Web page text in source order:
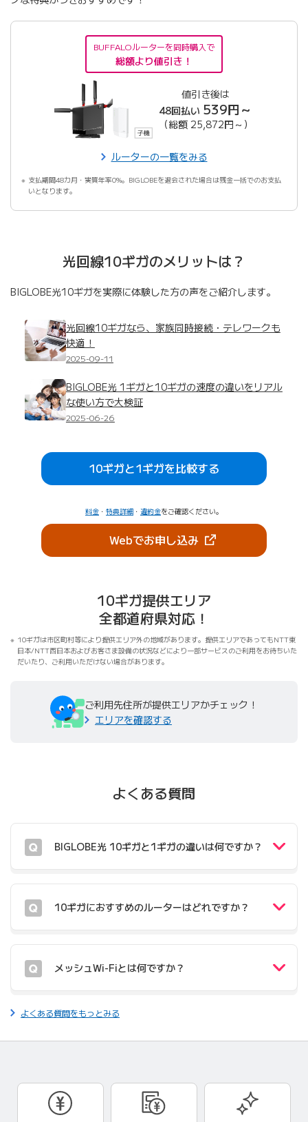
BUFFALOルーターを同時購入で
総額より値引き！
値引き後は
48回払い 539円～
（総額 25,872円～）
ルーターの一覧をみる
支払期間48カ月・実質年率0%。BIGLOBEを退会された場合は残金一括でのお支払
いとなります。
光回線10ギガのメリットは？
BIGLOBE光10ギガを実際に体験した方の声をご紹介します。
光回線10ギガなら、家族同時接続・テレワークも
快適！
2025-09-11
BIGLOBE光 1ギガと10ギガの速度の違いをリアル
な使い方で大検証
2025-06-26
10ギガと1ギガを比較する
料金 ・ 特典詳細 ・ 違約金をご確認ください。
Webでお申し込み（新しいタブで開き
10ギガ提供エリア
全都道府県対応！
10ギガは市区町村等により提供エリア外の地域があります。提供エリアであってもNTT東
日本/NTT西日本およびお客さま設備の状況などにより一部サービスのご利用をお待ちいた
だいたり、ご利用いただけない場合があります。
ご利用先住所が提供エリアかチェック！
エリアを確認する
よくある質問
BIGLOBE光 10ギガと1ギガの違いは何ですか？
10ギガにおすすめのルーターはどれですか？
メッシュWi-Fiとは何ですか？
よくある質問をもっとみる